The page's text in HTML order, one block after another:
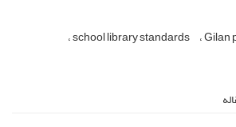
Gilan
school library standards